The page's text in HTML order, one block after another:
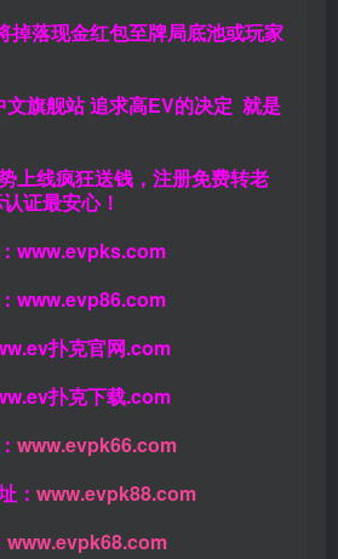
掉落现金红包至牌局底池或玩家
文旗舰站 追求高EV的决定 就是
上线疯狂送钱，注册免费转老
证最安心！
www.evpks.com
www.evp86.com
扑克官网.com
扑克下载.com
www.evpk66.com
： www.evpk88.com
www.evpk68.com